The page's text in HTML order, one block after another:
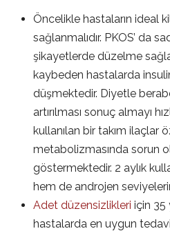
Öncelikle hastaların ideal
sağlanmalıdır. PKOS’ da
şikayetlerde düzelme
kaybeden hastalarda
düşmektedir. Diyetle
artırılması sonuç almayı
kullanılan bir takım ilaçlar
metabolizmasında sorun
göstermektedir. 2 aylık
hem de androjen
Adet düzensizlikleri için 35
hastalarda en uygun